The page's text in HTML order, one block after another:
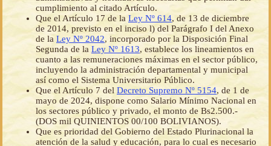
cumplimiento al citado Artículo.
Que el Artículo 17 de la Ley Nº 614, de 13 de diciembre
de 2014, previsto en el inciso l) del Parágrafo I del Anexo
de la Ley Nº 2042, incorporado por la Disposición Final
Segunda de la Ley Nº 1613, establece los lineamientos en
cuanto a las remuneraciones máximas en el sector público,
incluyendo la administración departamental y municipal
así como el Sistema Universitario Público.
Que el Artículo 7 del Decreto Supremo Nº 5154, de 1 de
mayo de 2024, dispone como Salario Mínimo Nacional en
los sectores público y privado, el monto de Bs2.500.-
(DOS mil QUINIENTOS 00/100 BOLIVIANOS).
Que es prioridad del Gobierno del Estado Plurinacional la
atención de la salud y educación, para lo cual es necesario